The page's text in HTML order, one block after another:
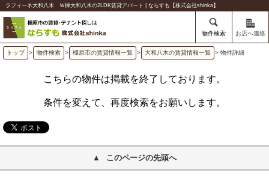
ラフィーネ大和八木 Ｗ棟大和八木の2LDK賃貸アパート | ならすも【株式会社shinka】
物件検索 お店へ連絡
トップ > 物件検索 > 橿原市の賃貸情報一覧 > 大和八木の賃貸情報一覧 > 物件詳細
こちらの物件は掲載を終了しております。
条件を変えて、再度検索をお願いします。
このページの先頭へ